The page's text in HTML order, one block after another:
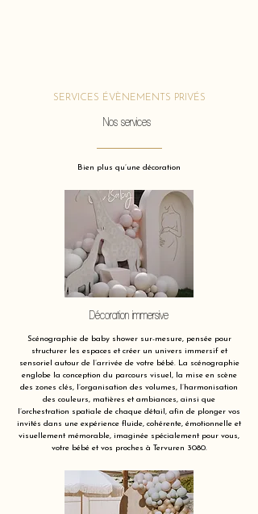
SERVICES ÉVÈNEMENTS PRIVÉS
Nos services
Bien plus qu’une décoration
Décoration immersive
Scénographie de baby shower sur-mesure, pensée pour
structurer les espaces et créer un univers immersif et
sensoriel autour de l’arrivée de votre bébé. La scénographie
englobe la conception du parcours visuel, la mise en scène
des zones clés, l’organisation des volumes, l’harmonisation
des couleurs, matières et ambiances, ainsi que
l’orchestration spatiale de chaque détail, afin de plonger vos
invités dans une expérience fluide, cohérente, émotionnelle et
visuellement mémorable, imaginée spécialement pour vous,
votre bébé et vos proches à Tervuren 3080.